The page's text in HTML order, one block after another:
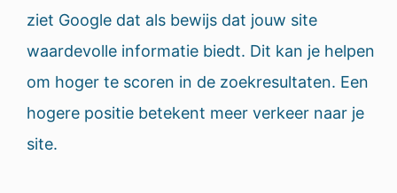
ziet Google dat als bewijs dat jouw site
waardevolle informatie biedt. Dit kan je helpen
om hoger te scoren in de zoekresultaten. Een
hogere positie betekent meer verkeer naar je
site.